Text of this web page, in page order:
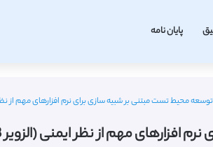
پایان نامه
محیط تست مبتنی بر شبیه سازی برای نرم افزارهای مهم از نظر ایمنی (الزویر 2018)
نظر ایمنی (الزویر 2018) (ترجمه ویژه – طلایی